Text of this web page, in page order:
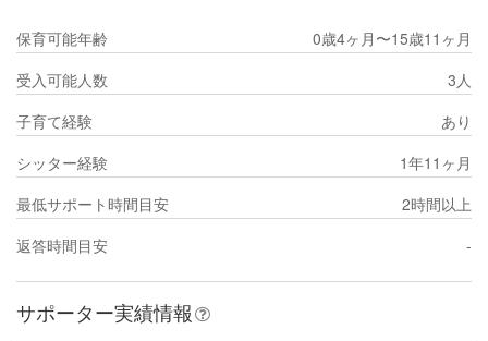
保育可能年齢
0歳4ヶ月〜15歳11ヶ月
受入可能人数
3人
子育て経験
あり
シッター経験
1年11ヶ月
最低サポート時間目安
2時間以上
返答時間目安
-
サポーター実績情報